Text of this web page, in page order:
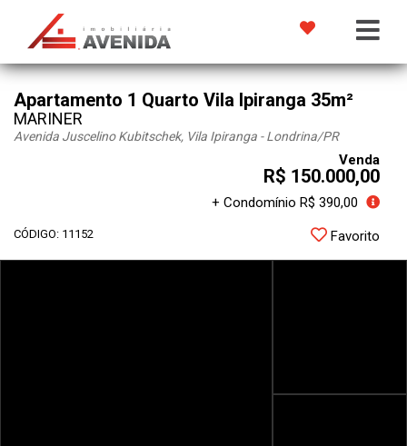
Apartamento 1 Quarto Vila Ipiranga 35m²
MARINER
Avenida Juscelino Kubitschek, Vila Ipiranga - Londrina/PR
Venda
R$ 150.000,00
+ Condomínio R$ 390,00
CÓDIGO: 11152 Favorito